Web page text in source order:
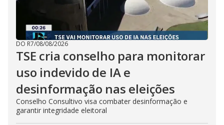
DO R7/08/08/2026
TSE cria conselho para monitorar
uso indevido de IA e
desinformação nas eleições
Conselho Consultivo visa combater desinformação e
garantir integridade eleitoral